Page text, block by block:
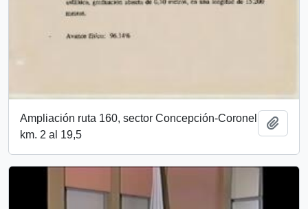
Ampliación ruta 160, sector Concepción-Coronel
km. 2 al 19,5